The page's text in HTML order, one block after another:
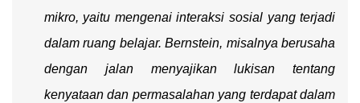
mikro, yaitu mengenai interaksi sosial yang terjadi
dalam ruang belajar. Bernstein, misalnya berusaha
dengan jalan menyajikan lukisan tentang
kenyataan dan permasalahan yang terdapat dalam